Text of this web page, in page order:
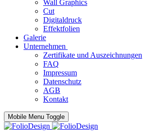
Wall Graphics
Cut
Digitaldruck
Effektfolien
Galerie
Unternehmen
Zertifikate und Auszeichnungen
FAQ
Impressum
Datenschutz
AGB
Kontakt
Mobile Menu Toggle